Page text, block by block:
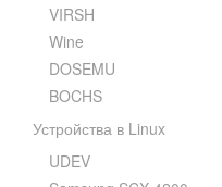
VIRSH
Wine
DOSEMU
BOCHS
Устройства в Linux
UDEV